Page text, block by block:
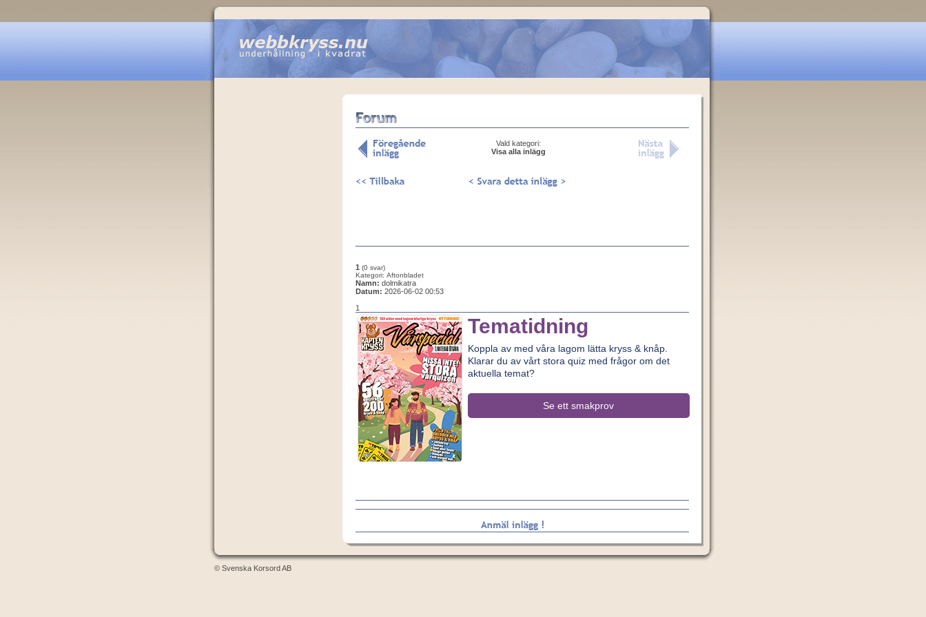
Vald kategori:
Visa alla inlägg
1 (0 svar)
Kategori: Aftonbladet
Namn: dolmikatra
Datum: 2026-06-02 00:53
1
Tematidning
Koppla av med våra lagom lätta kryss & knåp.
Klarar du av vårt stora quiz med frågor om det
aktuella temat?
Se ett smakprov
© Svenska Korsord AB